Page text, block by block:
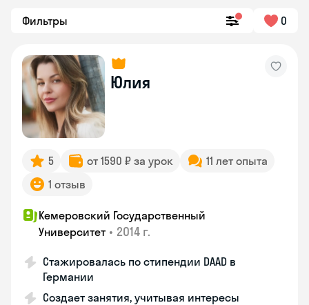
Фильтры 0
Юлия
5 от 1590 ₽ за урок
11 лет опыта
1 отзыв
Кемеровский Государственный
Университет • 2014 г.
Стажировалась по стипендии DAAD в
Германии
Создает занятия, учитывая интересы